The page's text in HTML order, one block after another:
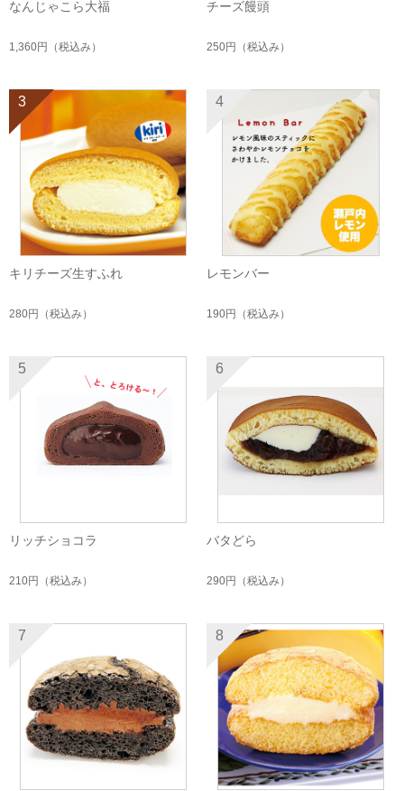
なんじゃこら大福
1,360円 （税込み）
チーズ饅頭
250円 （税込み）
3
キリチーズ生すふれ
280円 （税込み）
4
レモンバー
190円 （税込み）
5
リッチショコラ
210円 （税込み）
6
バタどら
290円 （税込み）
7 8